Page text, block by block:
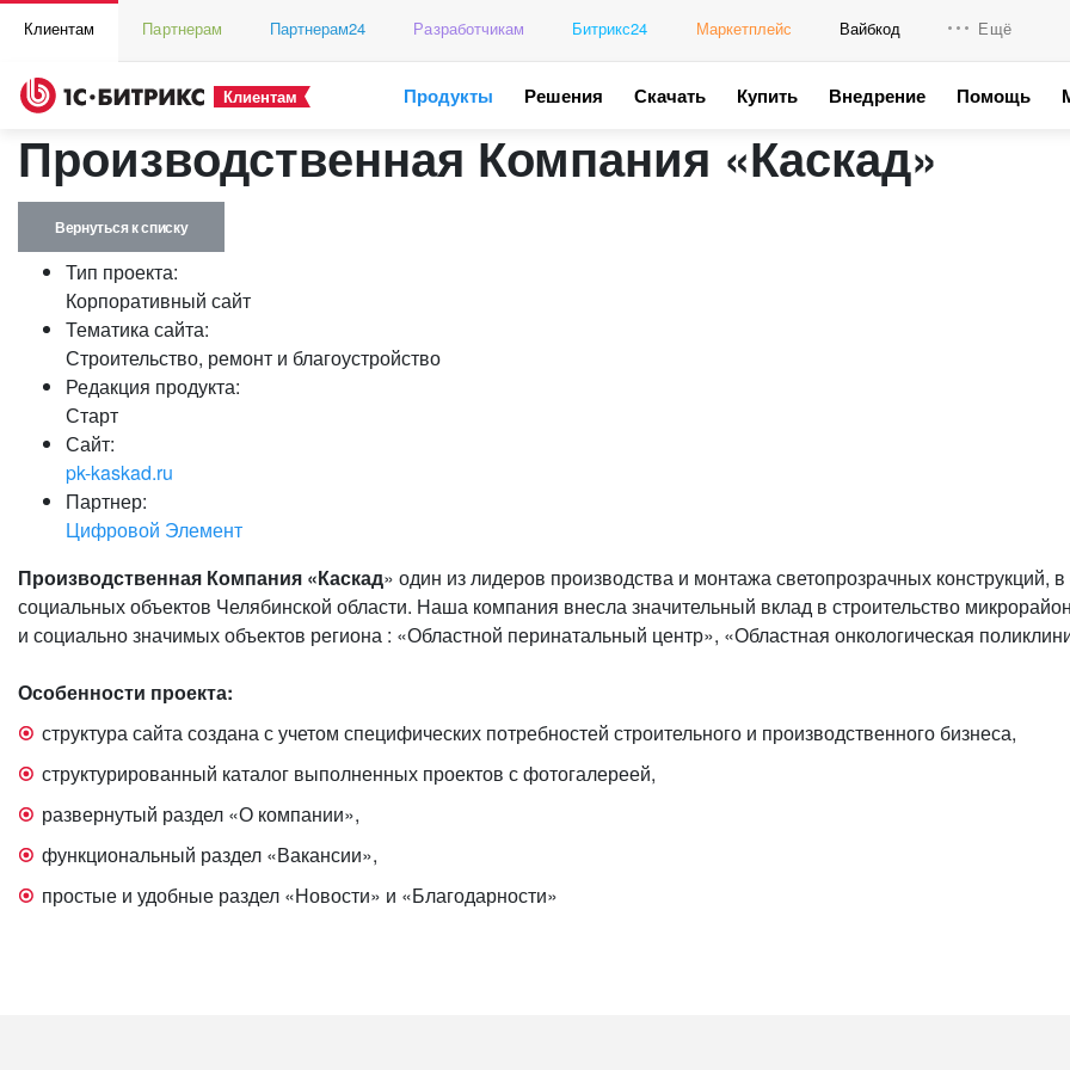
Клиентам Партнерам Партнерам24 Разработчикам Битрикс24 Маркетплейс Вайбкод Ещё
Клиентам Продукты Решения Скачать Купить Внедрение Помощь
Производственная Компания «Каскад»
Вернуться к списку
Тип проекта:
Корпоративный сайт
Тематика сайта:
Строительство, ремонт и благоустройство
Редакция продукта:
Старт
Сайт:
pk-kaskad.ru
Партнер:
Цифровой Элемент
Производственная Компания «Каскад» один из лидеров производства и монтажа светопрозрачных конструкций,
социальных объектов Челябинской области. Наша компания внесла значительный вклад в строительство
и социально значимых объектов региона : «Областной перинатальный центр», «Областная онкологическая
Особенности проекта:
структура сайта создана с учетом специфических потребностей строительного и производственного бизнеса,
структурированный каталог выполненных проектов с фотогалереей,
развернутый раздел «О компании»,
функциональный раздел «Вакансии»,
простые и удобные раздел «Новости» и «Благодарности»